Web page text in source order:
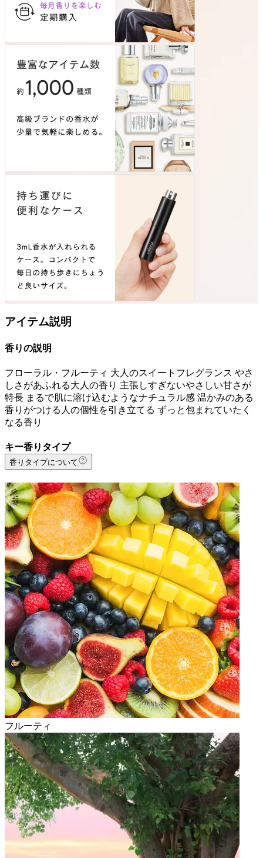
アイテム説明
香りの説明
フローラル・フルーティ 大人のスイートフレグランス やさ
しさがあふれる大人の香り 主張しすぎないやさしい甘さが
特長 まるで肌に溶け込むようなナチュラル感 温かみのある
香りがつける人の個性を引き立てる ずっと包まれていたく
なる香り
キー香りタイプ
香りタイプについて
フルーティ